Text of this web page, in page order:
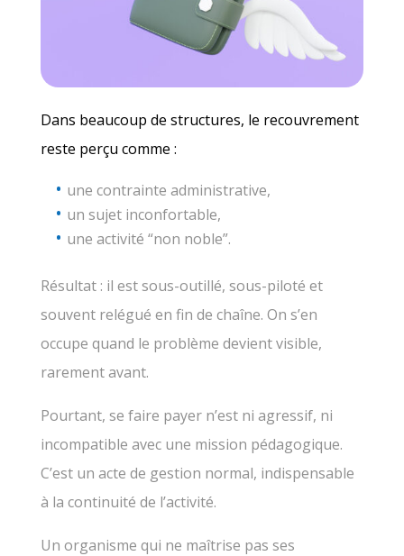
Dans beaucoup de structures, le recouvrement
reste perçu comme :
une contrainte administrative,
un sujet inconfortable,
une activité “non noble”.
Résultat : il est sous-outillé, sous-piloté et
souvent relégué en fin de chaîne. On s’en
occupe quand le problème devient visible,
rarement avant.
Pourtant, se faire payer n’est ni agressif, ni
incompatible avec une mission pédagogique.
C’est un acte de gestion normal, indispensable
à la continuité de l’activité.
Un organisme qui ne maîtrise pas ses